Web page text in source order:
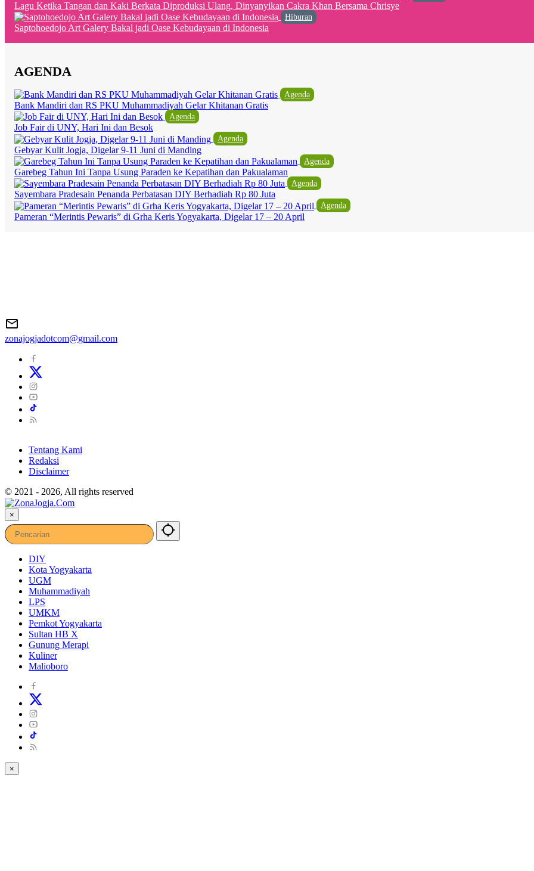
Lagu Ketika Tangan dan Kaki Berkata Diproduksi Ulang, Dinyanyikan Cakra Khan Bersama Chrisye
Hiburan
Saptohoedojo Art Galery Bakal jadi Oase Kebudayaan di Indonesia
AGENDA
Agenda
Bank Mandiri dan RS PKU Muhammadiyah Gelar Khitanan Gratis
Agenda
Job Fair di UNY, Hari Ini dan Besok
Agenda
Gebyar Kulit Jogja, Digelar 9-11 Juni di Manding
Agenda
Garebeg Tahun Ini Tanpa Usung Paraden ke Kepatihan dan Pakualaman
Agenda
Sayembara Pradesain Penanda Perbatasan DIY Berhadiah Rp 80 Juta
Agenda
Pameran “Merintis Pewaris” di Grha Keris Yogyakarta, Digelar 17 – 20 April
zonajogjadotcom@gmail.com
Tentang Kami
Redaksi
Disclaimer
© 2021 - 2026, All rights reserved
×
DIY
Kota Yogyakarta
UGM
Muhammadiyah
LPS
UMKM
Pemkot Yogyakarta
Sultan HB X
Gunung Merapi
Kuliner
Malioboro
×